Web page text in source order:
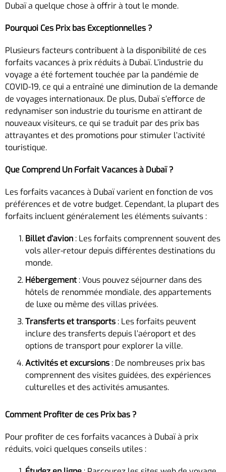
Dubaï a quelque chose à offrir à tout le monde.
Pourquoi Ces Prix bas Exceptionnelles ?
Plusieurs facteurs contribuent à la disponibilité de ces
forfaits vacances à prix réduits à Dubaï. L’industrie du
voyage a été fortement touchée par la pandémie de
COVID-19, ce qui a entraîné une diminution de la demande
de voyages internationaux. De plus, Dubaï s’efforce de
redynamiser son industrie du tourisme en attirant de
nouveaux visiteurs, ce qui se traduit par des prix bas
attrayantes et des promotions pour stimuler l’activité
touristique.
Que Comprend Un Forfait Vacances à Dubaï ?
Les forfaits vacances à Dubaï varient en fonction de vos
préférences et de votre budget. Cependant, la plupart des
forfaits incluent généralement les éléments suivants :
Billet d’avion : Les forfaits comprennent souvent des
vols aller-retour depuis différentes destinations du
monde.
Hébergement : Vous pouvez séjourner dans des
hôtels de renommée mondiale, des appartements
de luxe ou même des villas privées.
Transferts et transports : Les forfaits peuvent
inclure des transferts depuis l’aéroport et des
options de transport pour explorer la ville.
Activités et excursions : De nombreuses prix bas
comprennent des visites guidées, des expériences
culturelles et des activités amusantes.
Comment Profiter de ces Prix bas ?
Pour profiter de ces forfaits vacances à Dubaï à prix
réduits, voici quelques conseils utiles :